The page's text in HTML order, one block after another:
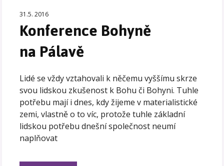
31.5. 2016
Konference Bohyně
na Pálavě
Lidé se vždy vztahovali k něčemu vyššímu skrze
svou lidskou zkušenost k Bohu či Bohyni. Tuhle
potřebu mají i dnes, kdy žijeme v materialistické
zemi, vlastně o to víc, protože tuhle základní
lidskou potřebu dnešní společnost neumí
naplňovat